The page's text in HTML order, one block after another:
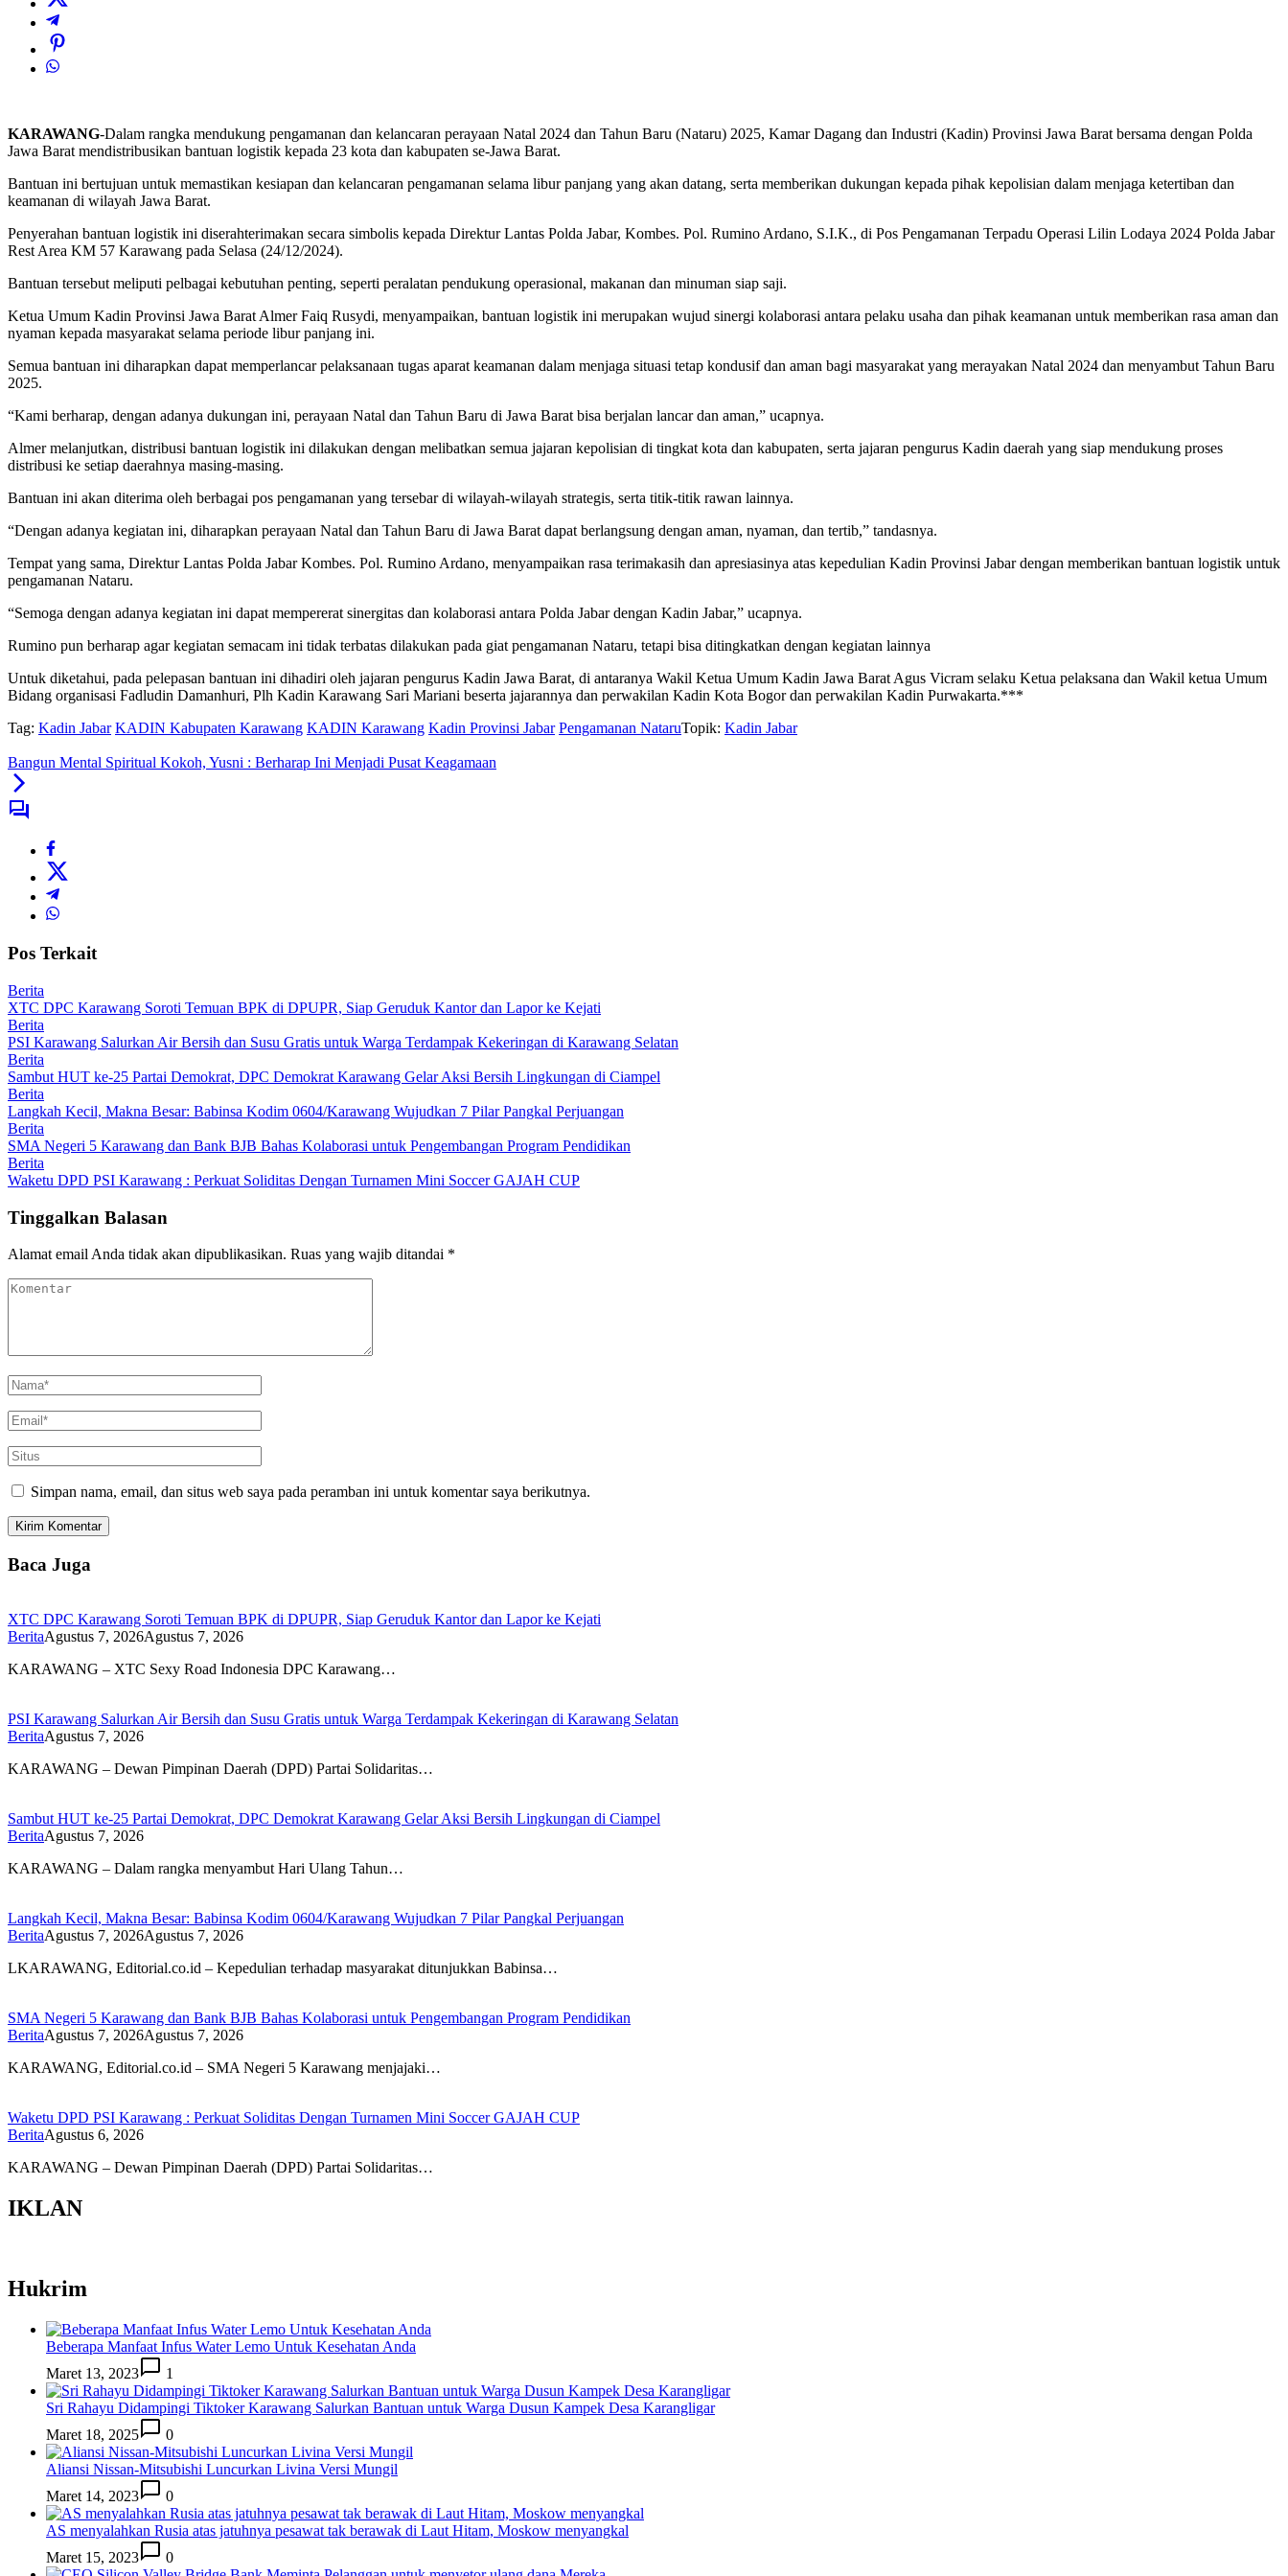
KARAWANG-Dalam rangka mendukung pengamanan dan kelancaran perayaan Natal 2024 dan Tahun Baru (Nataru) 2025, Kamar Dagang dan Industri (Kadin) Provinsi Jawa Barat bersama dengan Polda
Jawa Barat mendistribusikan bantuan logistik kepada 23 kota dan kabupaten se-Jawa Barat.
Bantuan ini bertujuan untuk memastikan kesiapan dan kelancaran pengamanan selama libur panjang yang akan datang, serta memberikan dukungan kepada pihak kepolisian dalam menjaga ketertiban dan
keamanan di wilayah Jawa Barat.
Penyerahan bantuan logistik ini diserahterimakan secara simbolis kepada Direktur Lantas Polda Jabar, Kombes. Pol. Rumino Ardano, S.I.K., di Pos Pengamanan Terpadu Operasi Lilin Lodaya 2024 Polda Jabar
Rest Area KM 57 Karawang pada Selasa (24/12/2024).
Bantuan tersebut meliputi pelbagai kebutuhan penting, seperti peralatan pendukung operasional, makanan dan minuman siap saji.
Ketua Umum Kadin Provinsi Jawa Barat Almer Faiq Rusydi, menyampaikan, bantuan logistik ini merupakan wujud sinergi kolaborasi antara pelaku usaha dan pihak keamanan untuk memberikan rasa aman dan
nyaman kepada masyarakat selama periode libur panjang ini.
Semua bantuan ini diharapkan dapat memperlancar pelaksanaan tugas aparat keamanan dalam menjaga situasi tetap kondusif dan aman bagi masyarakat yang merayakan Natal 2024 dan menyambut Tahun Baru
2025.
“Kami berharap, dengan adanya dukungan ini, perayaan Natal dan Tahun Baru di Jawa Barat bisa berjalan lancar dan aman,” ucapnya.
Almer melanjutkan, distribusi bantuan logistik ini dilakukan dengan melibatkan semua jajaran kepolisian di tingkat kota dan kabupaten, serta jajaran pengurus Kadin daerah yang siap mendukung proses
distribusi ke setiap daerahnya masing-masing.
Bantuan ini akan diterima oleh berbagai pos pengamanan yang tersebar di wilayah-wilayah strategis, serta titik-titik rawan lainnya.
“Dengan adanya kegiatan ini, diharapkan perayaan Natal dan Tahun Baru di Jawa Barat dapat berlangsung dengan aman, nyaman, dan tertib,” tandasnya.
Tempat yang sama, Direktur Lantas Polda Jabar Kombes. Pol. Rumino Ardano, menyampaikan rasa terimakasih dan apresiasinya atas kepedulian Kadin Provinsi Jabar dengan memberikan bantuan logistik untuk
pengamanan Nataru.
“Semoga dengan adanya kegiatan ini dapat mempererat sinergitas dan kolaborasi antara Polda Jabar dengan Kadin Jabar,” ucapnya.
Rumino pun berharap agar kegiatan semacam ini tidak terbatas dilakukan pada giat pengamanan Nataru, tetapi bisa ditingkatkan dengan kegiatan lainnya
Untuk diketahui, pada pelepasan bantuan ini dihadiri oleh jajaran pengurus Kadin Jawa Barat, di antaranya Wakil Ketua Umum Kadin Jawa Barat Agus Vicram selaku Ketua pelaksana dan Wakil ketua Umum
Bidang organisasi Fadludin Damanhuri, Plh Kadin Karawang Sari Mariani beserta jajarannya dan perwakilan Kadin Kota Bogor dan perwakilan Kadin Purwakarta.***
Tag: Kadin Jabar KADIN Kabupaten Karawang KADIN Karawang Kadin Provinsi Jabar Pengamanan NataruTopik: Kadin Jabar
Bangun Mental Spiritual Kokoh, Yusni : Berharap Ini Menjadi Pusat Keagamaan
Pos Terkait
Berita
XTC DPC Karawang Soroti Temuan BPK di DPUPR, Siap Geruduk Kantor dan Lapor ke Kejati
Berita
PSI Karawang Salurkan Air Bersih dan Susu Gratis untuk Warga Terdampak Kekeringan di Karawang Selatan
Berita
Sambut HUT ke-25 Partai Demokrat, DPC Demokrat Karawang Gelar Aksi Bersih Lingkungan di Ciampel
Berita
Langkah Kecil, Makna Besar: Babinsa Kodim 0604/Karawang Wujudkan 7 Pilar Pangkal Perjuangan
Berita
SMA Negeri 5 Karawang dan Bank BJB Bahas Kolaborasi untuk Pengembangan Program Pendidikan
Berita
Waketu DPD PSI Karawang : Perkuat Soliditas Dengan Turnamen Mini Soccer GAJAH CUP
Tinggalkan Balasan
Alamat email Anda tidak akan dipublikasikan. Ruas yang wajib ditandai *
Simpan nama, email, dan situs web saya pada peramban ini untuk komentar saya berikutnya.
Baca Juga
XTC DPC Karawang Soroti Temuan BPK di DPUPR, Siap Geruduk Kantor dan Lapor ke Kejati
BeritaAgustus 7, 2026Agustus 7, 2026
KARAWANG – XTC Sexy Road Indonesia DPC Karawang…
PSI Karawang Salurkan Air Bersih dan Susu Gratis untuk Warga Terdampak Kekeringan di Karawang Selatan
BeritaAgustus 7, 2026
KARAWANG – Dewan Pimpinan Daerah (DPD) Partai Solidaritas…
Sambut HUT ke-25 Partai Demokrat, DPC Demokrat Karawang Gelar Aksi Bersih Lingkungan di Ciampel
BeritaAgustus 7, 2026
KARAWANG – Dalam rangka menyambut Hari Ulang Tahun…
Langkah Kecil, Makna Besar: Babinsa Kodim 0604/Karawang Wujudkan 7 Pilar Pangkal Perjuangan
BeritaAgustus 7, 2026Agustus 7, 2026
LKARAWANG, Editorial.co.id – Kepedulian terhadap masyarakat ditunjukkan Babinsa…
SMA Negeri 5 Karawang dan Bank BJB Bahas Kolaborasi untuk Pengembangan Program Pendidikan
BeritaAgustus 7, 2026Agustus 7, 2026
KARAWANG, Editorial.co.id – SMA Negeri 5 Karawang menjajaki…
Waketu DPD PSI Karawang : Perkuat Soliditas Dengan Turnamen Mini Soccer GAJAH CUP
BeritaAgustus 6, 2026
KARAWANG – Dewan Pimpinan Daerah (DPD) Partai Solidaritas…
IKLAN
Hukrim
Beberapa Manfaat Infus Water Lemo Untuk Kesehatan Anda
Maret 13, 2023
1
Sri Rahayu Didampingi Tiktoker Karawang Salurkan Bantuan untuk Warga Dusun Kampek Desa Karangligar
Maret 18, 2025
0
Aliansi Nissan-Mitsubishi Luncurkan Livina Versi Mungil
Maret 14, 2023
0
AS menyalahkan Rusia atas jatuhnya pesawat tak berawak di Laut Hitam, Moskow menyangkal
Maret 15, 2023
0